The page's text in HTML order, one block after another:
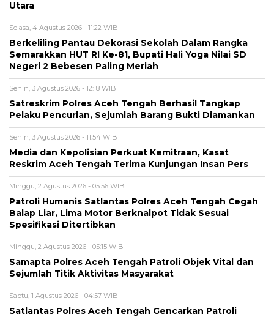
Utara
Selasa, 4 Agustus 2026 - 11:22 WIB
Berkeliling Pantau Dekorasi Sekolah Dalam Rangka
Semarakkan HUT RI Ke-81, Bupati Hali Yoga Nilai SD
Negeri 2 Bebesen Paling Meriah
Senin, 3 Agustus 2026 - 12:18 WIB
Satreskrim Polres Aceh Tengah Berhasil Tangkap
Pelaku Pencurian, Sejumlah Barang Bukti Diamankan
Senin, 3 Agustus 2026 - 11:54 WIB
Media dan Kepolisian Perkuat Kemitraan, Kasat
Reskrim Aceh Tengah Terima Kunjungan Insan Pers
Minggu, 2 Agustus 2026 - 05:56 WIB
Patroli Humanis Satlantas Polres Aceh Tengah Cegah
Balap Liar, Lima Motor Berknalpot Tidak Sesuai
Spesifikasi Ditertibkan
Minggu, 2 Agustus 2026 - 05:15 WIB
Samapta Polres Aceh Tengah Patroli Objek Vital dan
Sejumlah Titik Aktivitas Masyarakat
Sabtu, 1 Agustus 2026 - 04:57 WIB
Satlantas Polres Aceh Tengah Gencarkan Patroli